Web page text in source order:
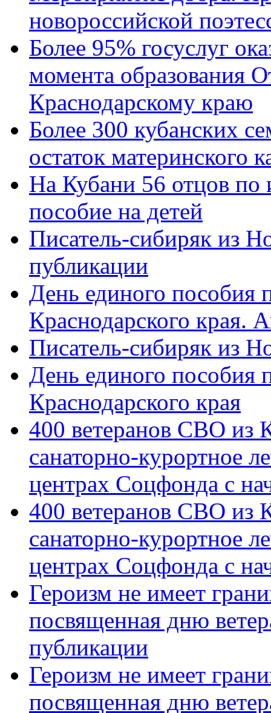
новороссийской
Более 95% госуслуг
момента образования
Краснодарскому краю
Более 300 кубанских
остаток материнского
На Кубани 56 отцов по
пособие на детей
Писатель-сибиряк из
публикации
День единого пособия
Краснодарского края.
Писатель-сибиряк из
День единого пособия
Краснодарского края
400 ветеранов СВО из
санаторно-курортное
центрах Соцфонда с
400 ветеранов СВО из
санаторно-курортное
центрах Соцфонда с
Героизм не имеет
посвященная дню
публикации
Героизм не имеет
посвященная дню